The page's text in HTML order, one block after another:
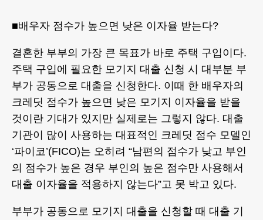
■배우자 점수가 높으면 낮은 이자율 받는다?
결혼한 부부의 가장 큰 목표가 바로 주택 구입이다.
주택 구입에 필요한 모기지 대출 신청 시 대부분 부
부가 공동으로 대출을 신청한다. 이때 한 배우자의
크레딧 점수가 높으면 낮은 모기지 이자율을 받을
것이란 기대가 있지만 실제로는 그렇지 않다. 대출
기관이 많이 사용하는 대표적인 크레딧 점수 모델인
‘파이코’(FICO)는 오히려 “남편의 점수가 낮고 부인
의 점수가 높은 경우 부인의 높은 점수만 사용해서
대출 이자율을 적용하지 않는다”고 못 박고 있다.
부부가 공동으로 모기지 대출을 신청할 때 대출 기